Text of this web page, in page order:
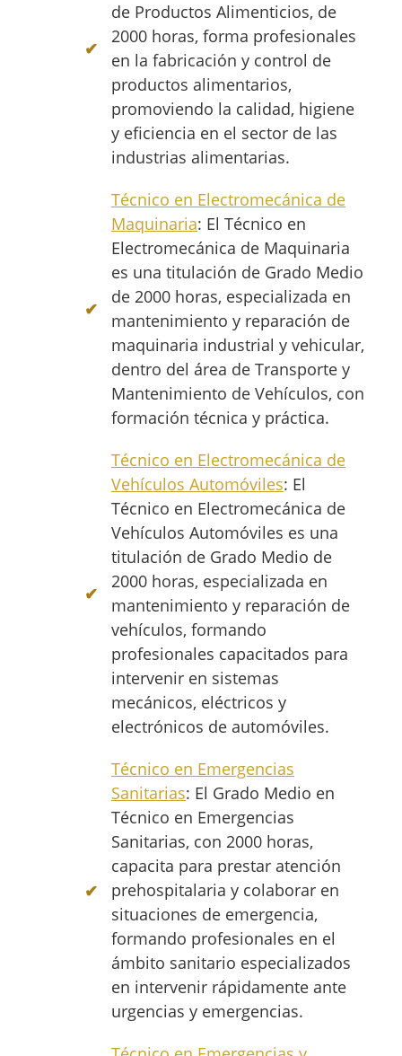
de Productos Alimenticios, de
2000 horas, forma profesionales
en la fabricación y control de
productos alimentarios,
promoviendo la calidad, higiene
y eficiencia en el sector de las
industrias alimentarias.
Técnico en Electromecánica de
Maquinaria: El Técnico en
Electromecánica de Maquinaria
es una titulación de Grado Medio
de 2000 horas, especializada en
mantenimiento y reparación de
maquinaria industrial y vehicular,
dentro del área de Transporte y
Mantenimiento de Vehículos, con
formación técnica y práctica.
Técnico en Electromecánica de
Vehículos Automóviles: El
Técnico en Electromecánica de
Vehículos Automóviles es una
titulación de Grado Medio de
2000 horas, especializada en
mantenimiento y reparación de
vehículos, formando
profesionales capacitados para
intervenir en sistemas
mecánicos, eléctricos y
electrónicos de automóviles.
Técnico en Emergencias
Sanitarias: El Grado Medio en
Técnico en Emergencias
Sanitarias, con 2000 horas,
capacita para prestar atención
prehospitalaria y colaborar en
situaciones de emergencia,
formando profesionales en el
ámbito sanitario especializados
en intervenir rápidamente ante
urgencias y emergencias.